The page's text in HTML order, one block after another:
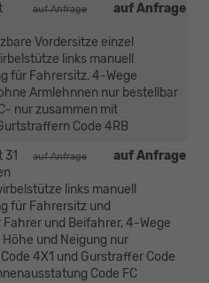
auf Anfrage
auf Anfrage
Vordersitze einzel
links manuell
für Fahrersitz, 4-Wege
Armlehnnen nur bestellbar
nur zusammen mit
Code 4RB
auf Anfrage
auf Anfrage
links manuell
für Fahrersitz und
und Beifahrer, 4-Wege
und Neigung nur
4X1 und Gurstraffer Code
Code FC